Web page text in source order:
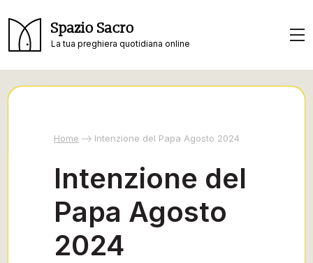
Spazio Sacro
La tua preghiera quotidiana online
Home Intenzione del Papa Agosto 2024
Intenzione del
Papa Agosto
2024